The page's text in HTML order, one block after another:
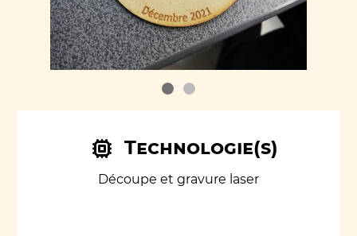
Technologie(s)
Découpe et gravure laser